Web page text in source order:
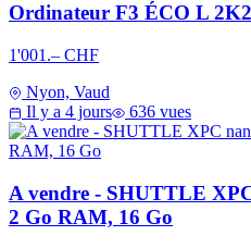
Ordinateur F3 ÉCO L
1'001.– CHF
Nyon, Vaud
Il y a 4 jours
636 vues
A vendre - SHUTTLE
2 Go RAM, 16 Go